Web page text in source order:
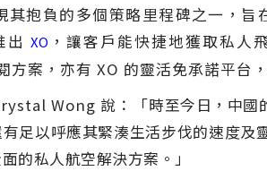
其抱負的多個策略里程碑之一，
出 XO ，讓客戶能快捷地獲取私
案，亦有 XO 的靈活免承諾平台
Wong 說：「時至今日，中國
足以呼應其緊湊生活步伐的速度及
的私人航空解決方案。」